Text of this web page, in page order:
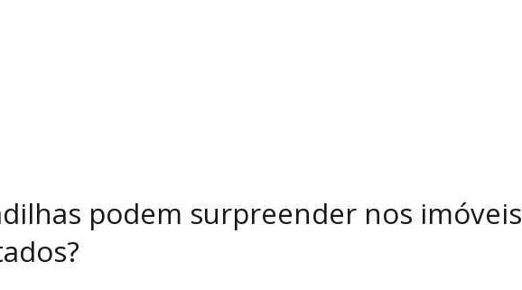
podem surpreender nos imóveis